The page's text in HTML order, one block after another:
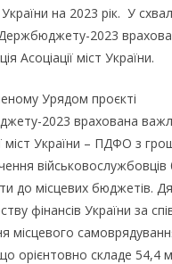
на 2023 рік. У
Держбюджету-2023
Асоціації міст України.
Урядом проєкті
2023 врахована
міст України – ПДФО з
військовослужбовців
до місцевих бюджетів.
фінансів України за
місцевого
орієнтовно складе 54,4